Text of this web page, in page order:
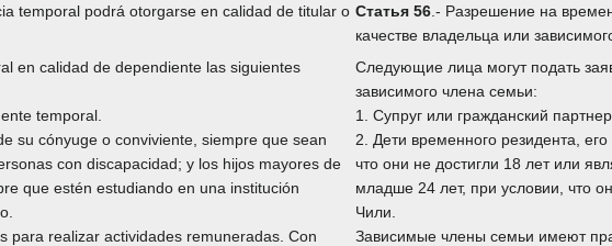
temporal podrá otorgarse en calidad de titular o
en calidad de dependiente las siguientes
temporal.
su cónyuge o conviviente, siempre que sean
con discapacidad; y los hijos mayores de
que estén estudiando en una institución
para realizar actividades remuneradas. Con
Статья 56 .- Разрешение на
качестве владельца или
Следующие лица могут подать
зависимого члена семьи:
1. Супруг или гражданский
2. Дети временного резидента,
что они не достигли 18 лет или
младше 24 лет, при условии, что
Чили.
Зависимые члены семьи имеют